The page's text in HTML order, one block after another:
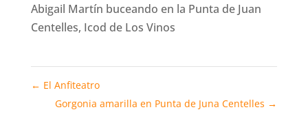
Abigail Martín buceando en la Punta de Juan
Centelles, Icod de Los Vinos
← El Anfiteatro
Gorgonia amarilla en Punta de Juna Centelles →